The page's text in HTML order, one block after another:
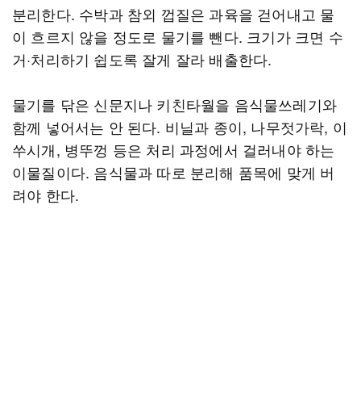
분리한다. 수박과 참외 껍질은 과육을 걷어내고 물
이 흐르지 않을 정도로 물기를 뺀다. 크기가 크면 수
거·처리하기 쉽도록 잘게 잘라 배출한다.
물기를 닦은 신문지나 키친타월을 음식물쓰레기와
함께 넣어서는 안 된다. 비닐과 종이, 나무젓가락, 이
쑤시개, 병뚜껑 등은 처리 과정에서 걸러내야 하는
이물질이다. 음식물과 따로 분리해 품목에 맞게 버
려야 한다.